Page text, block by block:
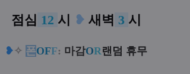
점심 12 시 ❥ 새벽 3 시
❥ ✧ 폰OFF: 마감OR랜덤 휴무